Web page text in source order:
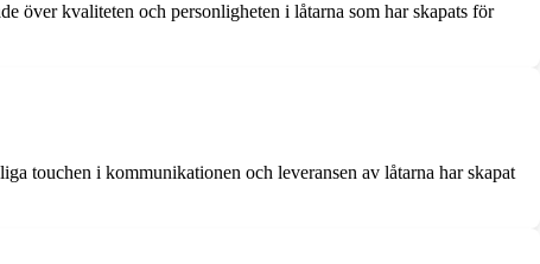
över kvaliteten och personligheten i låtarna som har skapats för
touchen i kommunikationen och leveransen av låtarna har skapat